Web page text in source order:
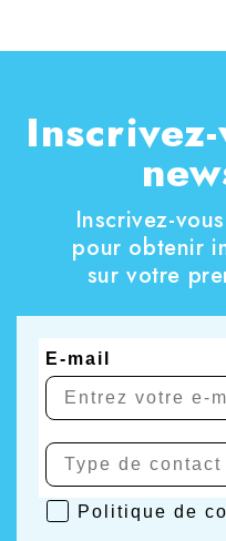
Inscrivez-
pour obtenir
sur votre
E-mail
Politique de
Politique de